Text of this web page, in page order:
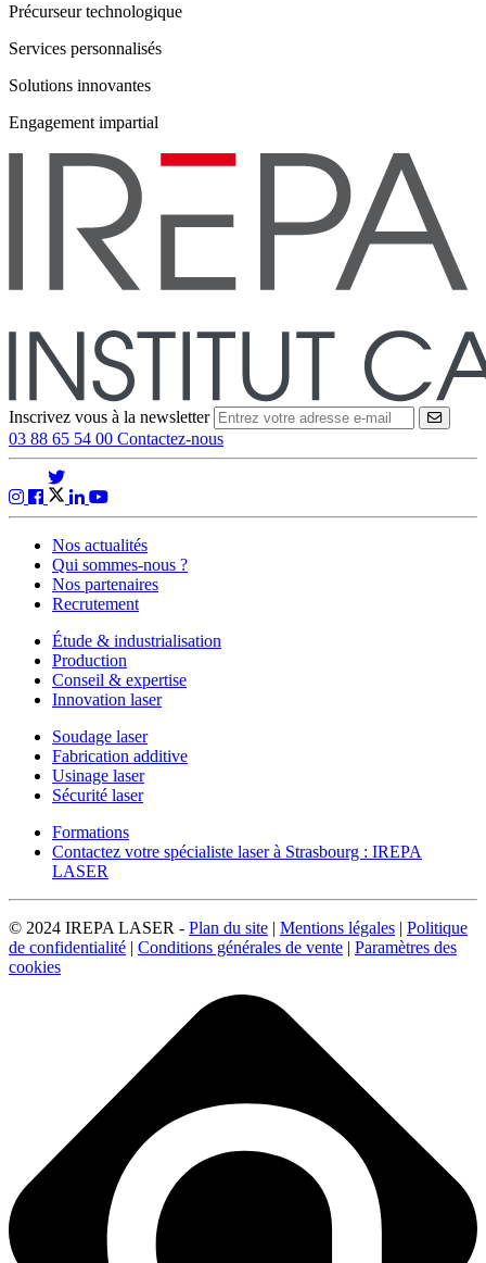
Précurseur technologique
Services personnalisés
Solutions innovantes
Engagement impartial
Inscrivez vous à la newsletter
03 88 65 54 00 Contactez-nous
Nos actualités
Qui sommes-nous ?
Nos partenaires
Recrutement
Étude & industrialisation
Production
Conseil & expertise
Innovation laser
Soudage laser
Fabrication additive
Usinage laser
Sécurité laser
Formations
Contactez votre spécialiste laser à Strasbourg : IREPA
LASER
© 2024 IREPA LASER - Plan du site | Mentions légales | Politique
de confidentialité | Conditions générales de vente | Paramètres des
cookies